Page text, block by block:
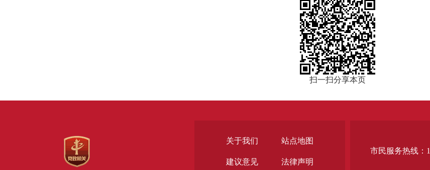
扫一扫分享本页
关于我们 站点地图
建议意见 法律声明
市民服务热线：